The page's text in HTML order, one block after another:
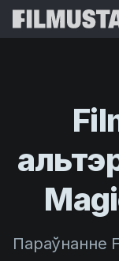
Storyboards &
Shooting
VFX Breakdown
Script Analysis
Blog
Cinemagic
Рэсурсы
Рэферальная
Параўнанне